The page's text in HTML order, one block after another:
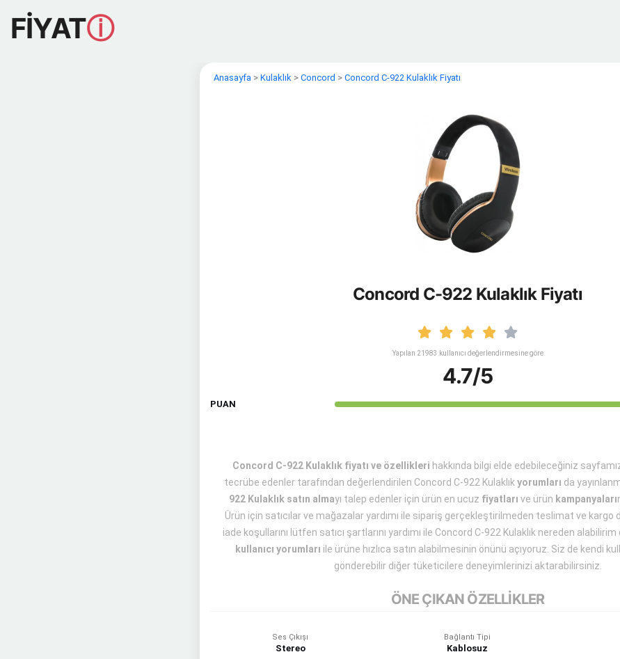
FİYATⓘ
Anasayfa > Kulaklık > Concord > Concord C-922 Kulaklık Fiyatı
Concord C-922 Kulaklık Fiyatı
Yapılan 21983 kullanıcı değerlendirmesine göre
4.7/5
PUAN
Concord C-922 Kulaklık fiyatı ve özellikleri hakkında bilgi elde edebileceğiniz
tecrübe edenler tarafından değerlendirilen Concord C-922 Kulaklık yorumları da
922 Kulaklık satın almayı talep edenler için ürün en ucuz fiyatları ve ürün kampanyaları
Ürün için satıcılar ve mağazalar yardımı ile sipariş gerçekleştirilmeden teslimat ve kargo
iade koşullarını lütfen satıcı şartlarını yardımı ile Concord C-922 Kulaklık nereden alabilirim
kullanıcı yorumları ile ürüne hızlıca satın alabilmesinin önünü açıyoruz. Siz de kendi
gönderebilir diğer tüketicilere deneyimlerinizi aktarabilirsiniz.
ÖNE ÇIKAN ÖZELLİKLER
Ses Çıkışı
Stereo
Bağlantı Tipi
Kablosuz